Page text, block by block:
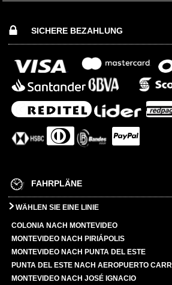
SICHERE BEZAHLUNG
FAHRPLÄNE
WÄHLEN SIE EINE LINIE
COLONIA NACH MONTEVIDEO
MONTEVIDEO NACH PIRIÁPOLIS
MONTEVIDEO NACH PUNTA DEL ESTE
PUNTA DEL ESTE NACH AEROPUERTO
MONTEVIDEO NACH JOSÉ IGNACIO